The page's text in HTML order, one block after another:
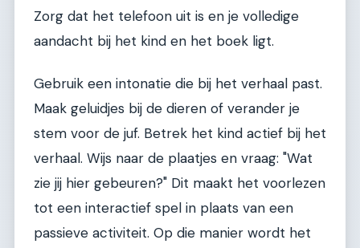
Zorg dat het telefoon uit is en je volledige
aandacht bij het kind en het boek ligt.
Gebruik een intonatie die bij het verhaal past.
Maak geluidjes bij de dieren of verander je
stem voor de juf. Betrek het kind actief bij het
verhaal. Wijs naar de plaatjes en vraag: "Wat
zie jij hier gebeuren?" Dit maakt het voorlezen
tot een interactief spel in plaats van een
passieve activiteit. Op die manier wordt het